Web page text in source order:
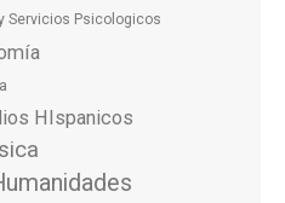
Servicios Psicologicos
HIspanicos